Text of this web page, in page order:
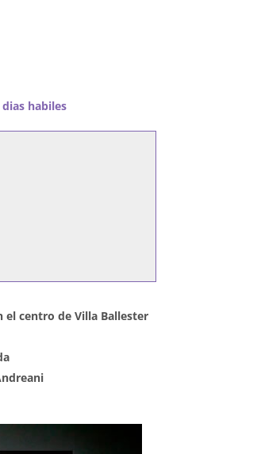
habiles
el centro de Villa Ballester